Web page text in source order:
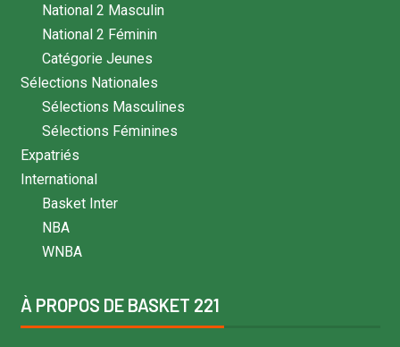
National 2 Masculin
National 2 Féminin
Catégorie Jeunes
Sélections Nationales
Sélections Masculines
Sélections Féminines
Expatriés
International
Basket Inter
NBA
WNBA
À PROPOS DE BASKET 221